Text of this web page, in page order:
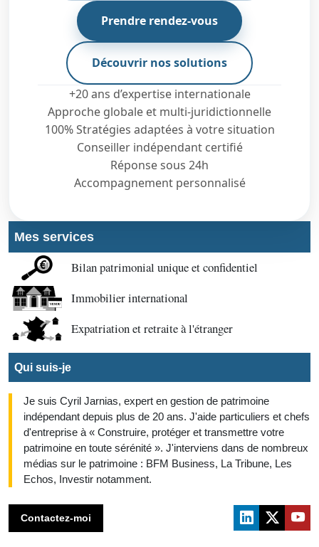
Prendre rendez-vous
Découvrir nos solutions
+20 ans d’expertise internationale
Approche globale et multi-juridictionnelle
100% Stratégies adaptées à votre situation
Conseiller indépendant certifié
Réponse sous 24h
Accompagnement personnalisé
Mes services
Bilan patrimonial unique et confidentiel
Immobilier international
Expatriation et retraite à l'étranger
Qui suis-je
Je suis Cyril Jarnias, expert en gestion de patrimoine
indépendant depuis plus de 20 ans. J'aide particuliers et chefs
d'entreprise à « Construire, protéger et transmettre votre
patrimoine en toute sérénité ». J'interviens dans de nombreux
médias sur le patrimoine : BFM Business, La Tribune, Les
Echos, Investir notamment.
Contactez-moi